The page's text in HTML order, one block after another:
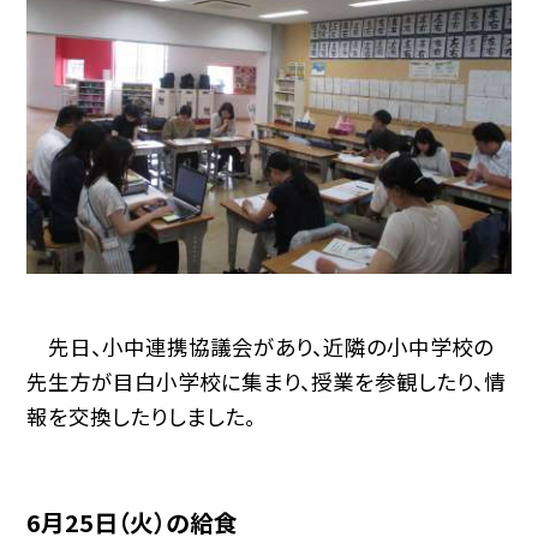
先日、小中連携協議会があり、近隣の小中学校の
先生方が目白小学校に集まり、授業を参観したり、情
報を交換したりしました。
6月25日（火）の給食